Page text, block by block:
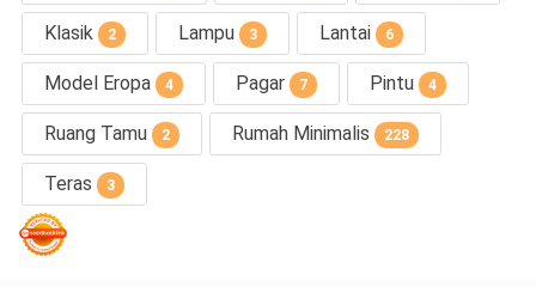
Klasik 2 Lampu 3 Lantai 6
Model Eropa 4 Pagar 7 Pintu 4
Ruang Tamu 2 Rumah Minimalis 228
Teras 3